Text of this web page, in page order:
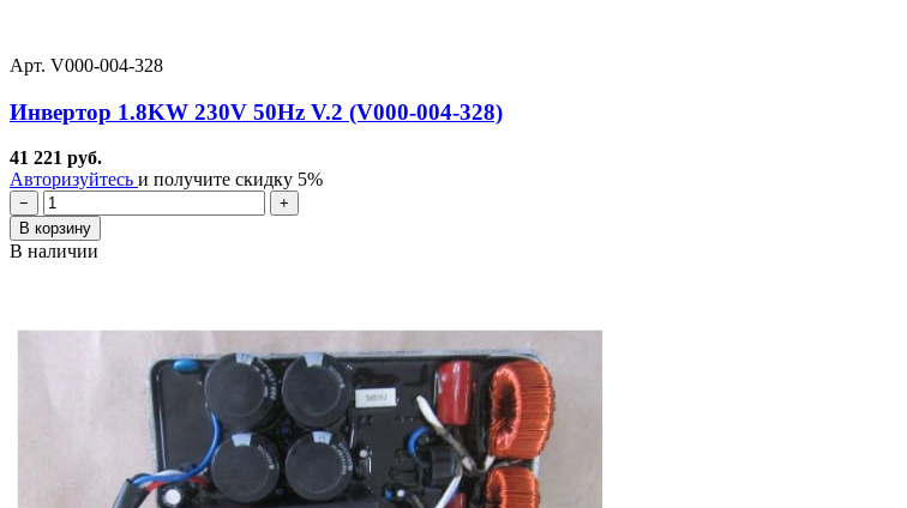
Арт. V000-004-328
Инвертор 1.8KW 230V 50Hz V.2 (V000-004-328)
41 221 руб.
Авторизуйтесь и получите скидку 5%
−
+
В корзину
В наличии